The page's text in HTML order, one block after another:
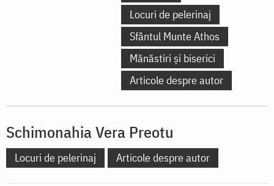
Locuri de pelerinaj
Sfântul Munte Athos
Mănăstiri și biserici
Articole despre autor
Schimonahia Vera Preotu
Locuri de pelerinaj Articole despre autor